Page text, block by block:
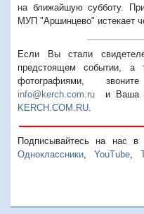
на ближайшую субботу.
МУП "Аршинцево" истекает
Если Вы стали
предстоящем событии, а
фотографиями,
info@kerch.com.ru и Ваша
KERCH.COM.RU
Подписывайтесь на нас
Одноклассники
YouTube